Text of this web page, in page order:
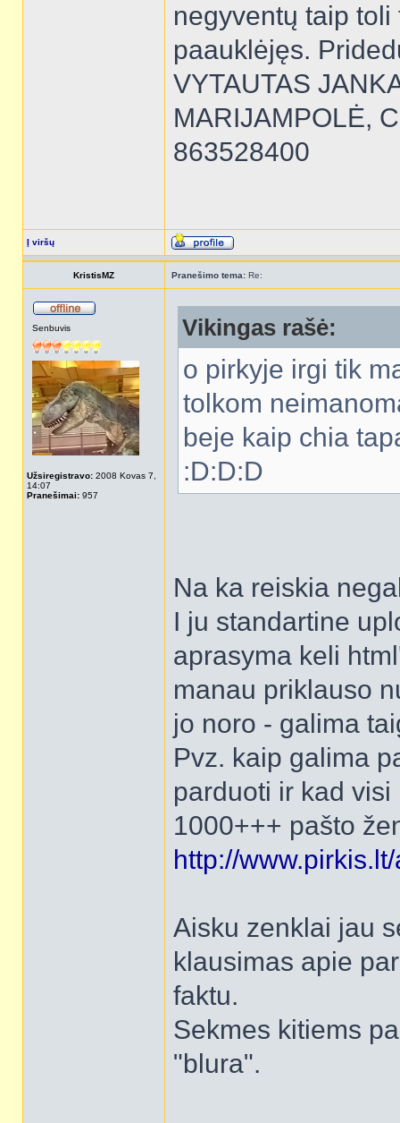
negyventų taip
paauklėjęs.
VYTAUTAS
MARIJAMPOLĖ,
863528400
Į viršų
KristisMZ Pranešimo tema: Re:
Senbuvis
Užsiregistravo: 2008 Kovas 7,
14:07
Pranešimai: 957
Vikingas rašė:
o pirkyje irgi tik
tolkom
beje kaip chia
:D:D:D
Na ka reiskia
I ju standartine
aprasyma keli
manau priklauso
jo noro - galima
Pvz. kaip galima
parduoti ir kad
1000+++ pašto
http://
Aisku zenklai jau
klausimas apie
faktu.
Sekmes kitiems
"blura".